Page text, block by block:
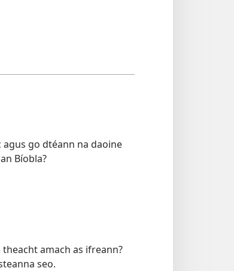
go dtéann na daoine
Bíobla?
amach as ifreann?
seo.